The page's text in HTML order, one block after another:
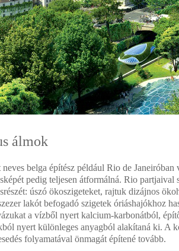
álmok
belga építész például Rio de
pedig teljesen átformálná. Rio partjaival
úszó ökoszigeteket, rajtuk dizájnos
lakót befogadó szigetek óriáshajókhoz
a vízből nyert kalcium-karbonátból,
nyert különleges anyagból alakítaná ki. A
folyamatával önmagát építené tovább.